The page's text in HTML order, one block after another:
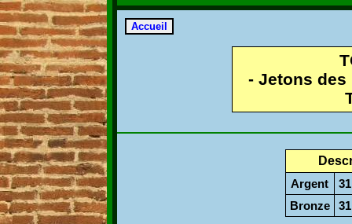
- Jetons des
Argent
Bronze